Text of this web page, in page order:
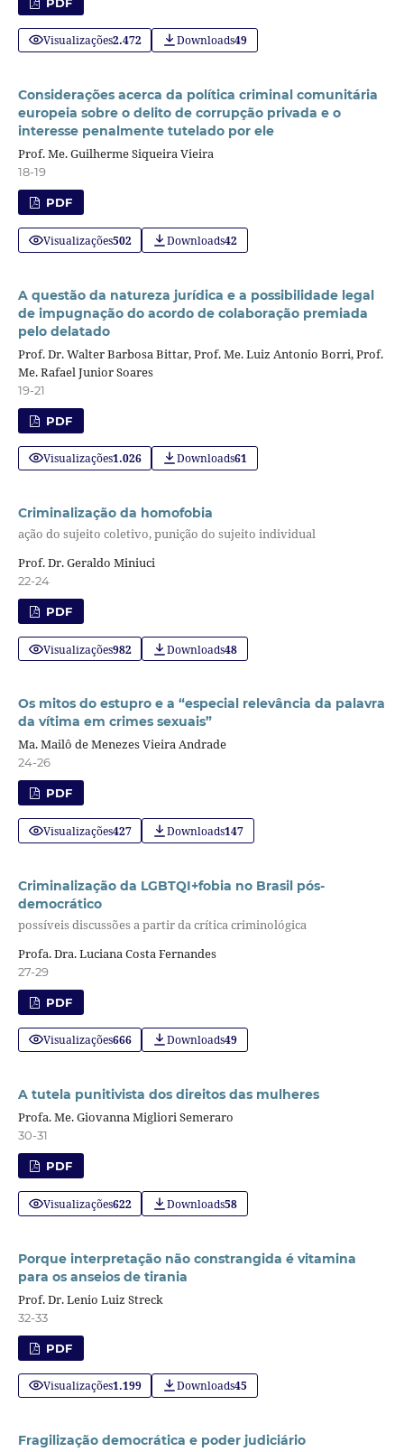
Visualizações2.472 Downloads49
Considerações acerca da política criminal comunitária
europeia sobre o delito de corrupção privada e o
interesse penalmente tutelado por ele
Prof. Me. Guilherme Siqueira Vieira
18-19
PDF
Visualizações502 Downloads42
A questão da natureza jurídica e a possibilidade legal
de impugnação do acordo de colaboração premiada
pelo delatado
Prof. Dr. Walter Barbosa Bittar, Prof. Me. Luiz Antonio Borri, Prof.
Me. Rafael Junior Soares
19-21
PDF
Visualizações1.026 Downloads61
Criminalização da homofobia
ação do sujeito coletivo, punição do sujeito individual
Prof. Dr. Geraldo Miniuci
22-24
PDF
Visualizações982 Downloads48
Os mitos do estupro e a “especial relevância da palavra
da vítima em crimes sexuais”
Ma. Mailô de Menezes Vieira Andrade
24-26
PDF
Visualizações427 Downloads147
Criminalização da LGBTQI+fobia no Brasil pós-
democrático
possíveis discussões a partir da crítica criminológica
Profa. Dra. Luciana Costa Fernandes
27-29
PDF
Visualizações666 Downloads49
A tutela punitivista dos direitos das mulheres
Profa. Me. Giovanna Migliori Semeraro
30-31
PDF
Visualizações622 Downloads58
Porque interpretação não constrangida é vitamina
para os anseios de tirania
Prof. Dr. Lenio Luiz Streck
32-33
PDF
Visualizações1.199 Downloads45
Fragilização democrática e poder judiciário